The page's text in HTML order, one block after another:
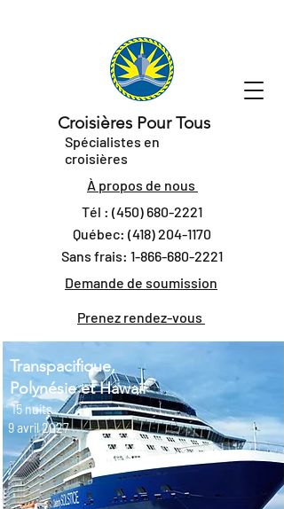
Croisières Pour Tous
Spécialistes en
croisières
À propos de nous
Tél : (450) 680-2221
Québec: (418) 204-1170
Sans frais: 1-866-680-2221
Demande de soumission
Prenez rendez-vous
Transpacifique,
Polynésie et Hawaii
15 nuits
9 avril 2027